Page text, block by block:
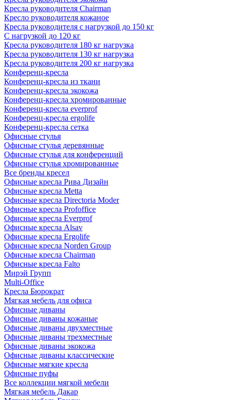
Кресла руководителя Chairman
Кресло руководителя кожаное
Кресла руководителя с нагрузкой до 150 кг
С нагрузкой до 120 кг
Кресла руководителя 180 кг нагрузка
Кресла руководителя 130 кг нагрузка
Кресла руководителя 200 кг нагрузка
Конференц-кресла
Конференц-кресла из ткани
Конференц-кресла экокожа
Конференц-кресла хромированные
Конференц-кресла everprof
Конференц-кресла ergolife
Конференц-кресла сетка
Офисные стулья
Офисные стулья деревянные
Офисные стулья для конференций
Офисные стулья хромированные
Все бренды кресел
Офисные кресла Рива Дизайн
Офисные кресла Metta
Офисные кресла Directoria Moder
Офисные кресла Profoffice
Офисные кресла Everprof
Офисные кресла Alsav
Офисные кресла Ergolife
Офисные кресла Norden Group
Офисные кресла Chairman
Офисные кресла Falto
Мирэй Групп
Multi-Office
Кресла Бюрократ
Мягкая мебель для офиса
Офисные диваны
Офисные диваны кожаные
Офисные диваны двухместные
Офисные диваны трехместные
Офисные диваны экокожа
Офисные диваны классические
Офисные мягкие кресла
Офисные пуфы
Все коллекции мягкой мебели
Мягкая мебель Дакар